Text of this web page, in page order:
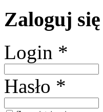
Zaloguj
Login *
Hasło *